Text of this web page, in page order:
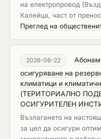
на електропровод
Калейца, част от
Преглед на
2026-06-22
осигуряване на
климатици и
(ТЕРИТОРИАЛНО
ОСИГУРИТЕЛЕН
Възлагането на
за цел да осигури